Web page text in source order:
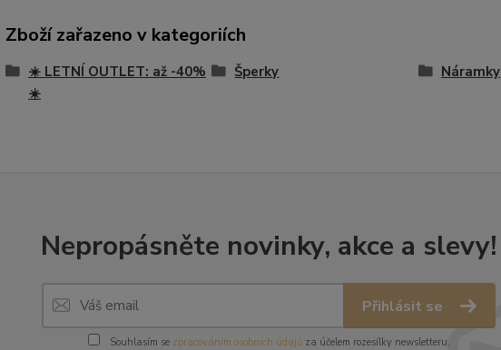
Zboží zařazeno v kategoriích
☀️ LETNÍ OUTLET: až -40%
☀️
Šperky Náramky
Nepropásněte novinky, akce a slevy!
Přihlásit se
Souhlasím se zpracováním osobních údajů za účelem rozesílky newsletteru.